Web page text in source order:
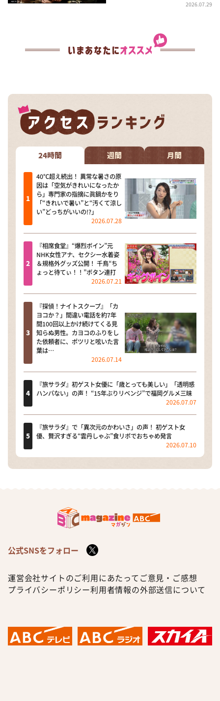
2026.07.29
24時間 週間 月間
40℃超え続出！ 異常な暑さの原
因は「空気がきれいになったか
ら」専門家の指摘に眞鍋かをり
「“きれいで暑い”と“汚くて涼し
い”どっちがいいの!?」
2026.07.28
『相席食堂』“爆烈ボイン”元
NHK女性アナ、セクシー水着姿
＆規格外グッズ公開！ 千鳥“ち
ょっと待てぃ！！”ボタン連打
2026.07.21
『探偵！ナイトスクープ』「カ
ヨコか？」間違い電話を約7年
間100回以上かけ続けてくる見
知らぬ男性。カヨコのふりをし
た依頼者に、ポツリと呟いた言
葉は…
2026.07.14
『旅サラダ』初ゲスト女優に「歳とっても美しい」「透明感
ハンパない」の声！ “15年ぶりリベンジ”で福岡グルメ三昧
2026.07.07
『旅サラダ』で「異次元のかわいさ」の声！ 初ゲスト女
優、贅沢すぎる“雲丹しゃぶ”食リポでおちゃめ発言
2026.07.10
公式SNSをフォロー
運営会社サイトのご利用にあたって ご意見・ご感想
プライバシーポリシー利用者情報の外部送信について